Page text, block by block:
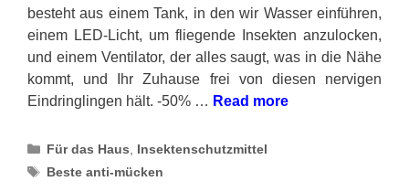
besteht aus einem Tank, in den wir Wasser einführen,
einem LED-Licht, um fliegende Insekten anzulocken,
und einem Ventilator, der alles saugt, was in die Nähe
kommt, und Ihr Zuhause frei von diesen nervigen
Eindringlingen hält. -50% … Read more
Categories
Für das Haus
Insektenschutzmittel
Tags
Beste anti-mücken